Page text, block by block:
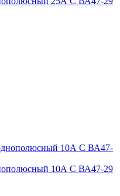
10А C ВА47-29